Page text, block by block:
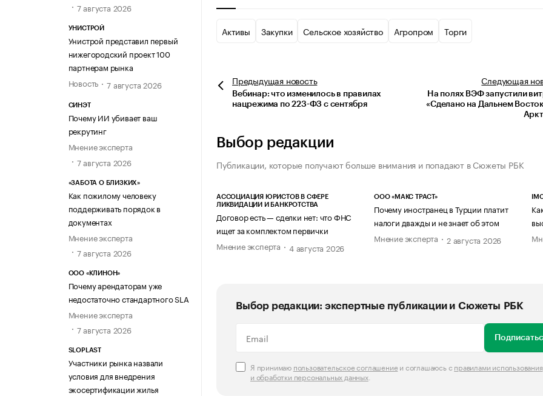
7 августа 2026
УНИСТРОЙ
Унистрой представил первый
нижегородский проект 100
партнерам рынка
Новость
7 августа 2026
СИНЭТ
Почему ИИ убивает ваш
рекрутинг
Мнение эксперта
7 августа 2026
«ЗАБОТА О БЛИЗКИХ»
Как пожилому человеку
поддерживать порядок в
документах
Мнение эксперта
7 августа 2026
ООО «КЛИНОН»
Почему арендаторам уже
недостаточно стандартного SLA
Мнение эксперта
7 августа 2026
SLOPLAST
Участники рынка назвали
условия для внедрения
экосертификации жилья
Активы Закупки Сельское хозяйство Агропром Торги
Предыдущая новость
Вебинар: что изменилось в правилах
нацрежима по 223-ФЗ с сентября
Следующая
На полях ВЭФ запустили
«Сделано на Дальнем
Выбор редакции
Публикации, которые получают больше внимания и попадают в Сюжеты РБК
АССОЦИАЦИЯ ЮРИСТОВ В СФЕРЕ
ЛИКВИДАЦИИ И БАНКРОТСТВА
Договор есть — сделки нет: что ФНС
ищет за комплектом первички
Мнение эксперта
4 августа 2026
ООО «МАКС ТРАСТ»
Почему иностранец в Турции платит
налоги дважды и не знает об этом
Мнение эксперта
2 августа 2026
Выбор редакции: экспертные публикации и Сюжеты РБК
Я принимаю пользовательское соглашениеи соглашаюсь с правилами использования
и обработки персональных данных.